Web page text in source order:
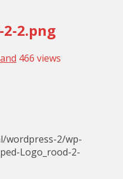
2.png
Leave
466 views
wordpress-2/wp-
Logo_rood-2-